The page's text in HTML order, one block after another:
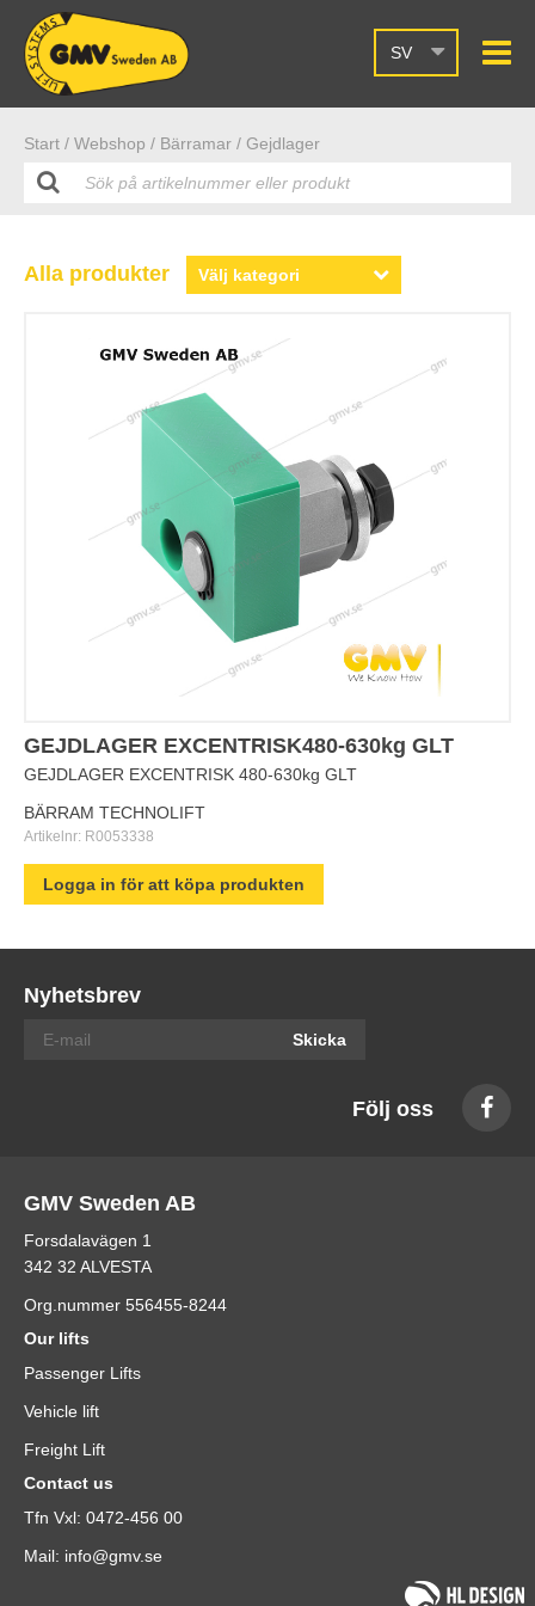
SV
Start / Webshop / Bärramar / Gejdlager
Alla produkter
GEJDLAGER EXCENTRISK480-630kg GLT
GEJDLAGER EXCENTRISK 480-630kg GLT
BÄRRAM TECHNOLIFT
Artikelnr: R0053338
Logga in för att köpa produkten
Nyhetsbrev
Skicka
Följ oss
GMV Sweden AB
Forsdalavägen 1
342 32 ALVESTA
Org.nummer 556455-8244
Our lifts
Passenger Lifts
Vehicle lift
Freight Lift
Contact us
Tfn Vxl: 0472-456 00
Mail: info@gmv.se